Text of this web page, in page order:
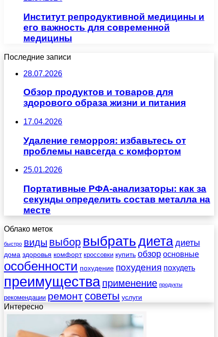
Институт репродуктивной медицины и
его важность для современной
медицины
Последние записи
28.07.2026
Обзор продуктов и товаров для
здорового образа жизни и питания
17.04.2026
Удаление геморроя: избавьтесь от
проблемы навсегда с комфортом
25.01.2026
Портативные РФА-анализаторы: как за
секунды определить состав металла на
месте
Облако меток
быстро виды выбор выбратьдиета диеты
дома здоровья комфорт кроссовки купить обзор основные
особенности похудение похудения похудеть
преимущества применение продукты
рекомендации ремонт советы услуги
Интересно